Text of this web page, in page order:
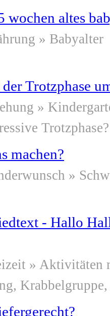
altes
» Babyalter
Trotzphase
»
Trotzphase?
machen?
»
- Hallo
» Aktivitäten